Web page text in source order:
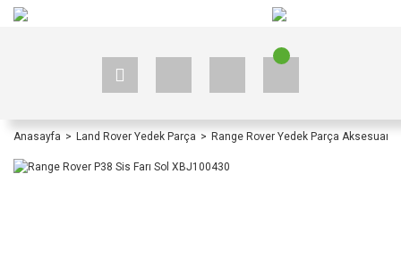
Anasayfa Land Rover Yedek Parça Range Rover Yedek Parça Aksesuar